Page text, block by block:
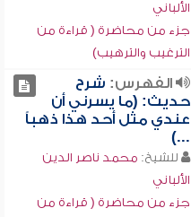
الألباني
جزء من محاضرة ( قراءة من
الترغيب والترهيب)
الفهرس: شرح
حديث: (ما يسرني أن
عندي مثل أحد هذا ذهباً
...)
للشيخ: محمد ناصر الدين
الألباني
جزء من محاضرة ( قراءة من